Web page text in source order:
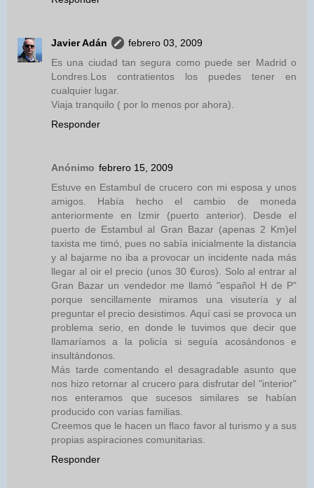
Javier Adán
febrero 03, 2009
Es una ciudad tan segura como puede ser Madrid o
Londres.Los contratientos los puedes tener en
cualquier lugar.
Viaja tranquilo ( por lo menos por ahora).
Responder
Anónimo febrero 15, 2009
Estuve en Estambul de crucero con mi esposa y unos
amigos. Había hecho el cambio de moneda
anteriormente en Izmir (puerto anterior). Desde el
puerto de Estambul al Gran Bazar (apenas 2 Km)el
taxista me timó, pues no sabía inicialmente la distancia
y al bajarme no iba a provocar un incidente nada más
llegar al oir el precio (unos 30 €uros). Solo al entrar al
Gran Bazar un vendedor me llamó "español H de P"
porque sencillamente miramos una visutería y al
preguntar el precio desistimos. Aquí casi se provoca un
problema serio, en donde le tuvimos que decir que
llamaríamos a la policía si seguía acosándonos e
insultándonos.
Más tarde comentando el desagradable asunto que
nos hizo retornar al crucero para disfrutar del "interior"
nos enteramos que sucesos similares se habían
producido con varias familias.
Creemos que le hacen un flaco favor al turismo y a sus
propias aspiraciones comunitarias.
Responder